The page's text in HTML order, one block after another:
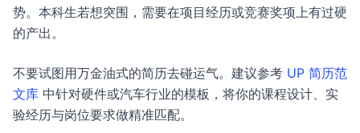
势。本科生若想突围，需要在项目经历或竞赛奖项上有过硬
的产出。
不要试图用万金油式的简历去碰运气。建议参考 UP 简历范
文库 中针对硬件或汽车行业的模板，将你的课程设计、实
验经历与岗位要求做精准匹配。